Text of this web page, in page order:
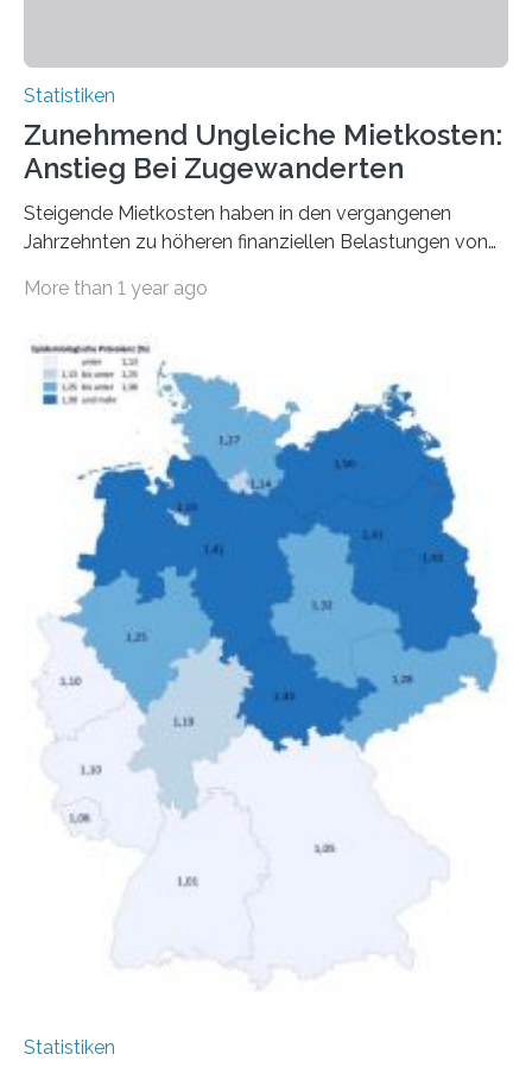
Statistiken
Zunehmend Ungleiche Mietkosten:
Anstieg Bei Zugewanderten
Steigende Mietkosten haben in den vergangenen
Jahrzehnten zu höheren finanziellen Belastungen von
Bundesinstitut für Bevölkerungsforschung (BiB)
gesamten Einkommen zwischen 1990 und 2020 für
unterschiedliche Einkommensgruppen sowie für in
Deutschland geborene Menschen und Zugewanderte
verändert hat. Das Ergebnis: Während Personen mit
hohen Einkommen (oberstes Quintil der Verteilung der
Nettoäquivalenzeinkommen) nur einen moderaten
Anstieg des Mietanteils am Gesamteinkommen
hinnehmen mussten, nahm die Belastung bei
Menschen mit…
More than 1 year ago
Statistiken